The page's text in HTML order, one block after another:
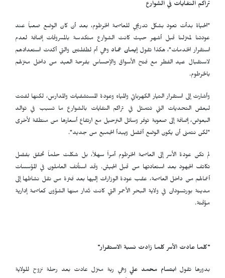
تراكم النفايات في الشوارع
"الحياة بدأت تعود بشكل تدريجي للعاصمة الخرطوم، بعد أن كان الوضع صعباً عند
عودتنا لمنزلنا قبل أشهر حيث كانت الشوارع متكدسة بالمسروقات إضافة لعدم
استقرار الخدمات"، هكذا تقولإيمان عماد وهي أم لطفلتين والتي أكدت استعدادهم
لاستقبال عيد الفطر مع فتح الأسواق والإحساس بفرحة العيد من داخل منزلهم
بالخرطوم.
وأشارت إلى استقرار التيار الكهربائي والمياه وعودة المستشفيات والمدارس، لكنها لفتت
لبعض التحديات التي تتمثل في تراكم النفايات بالشوارع ما تسبب في توالد
البعوض، إضافة إلى صعوبة توفر وسائل الترحيل مع ارتفاع أسعارها من منطقة لأخرى
"لكن نتمنى أن يكون الوضع أفضل ويبدأ الجميع من جديد".
لم تكن عودة الأسر إلى العاصمة الخرطوم أمراً سهلاً، بل شكلت حلماً تحقق بفضل
تكاتف الجهود بعد استعادتها من قبل الجيش. وقد استأنف العاملون في المؤسسات
أعمالهم من داخل العاصمة، عقب عودة الوزارات إليها بعد فترة من نقل نشاطها إلى
مدينة بورتسودان في ولاية البحر الأحمر التي كانت تُدار منها الشؤون كعاصمة إدارية
مؤقتة.
"كلما عادت الأسر كلما زادت نسبة الاستقرار"
بدورها تقولابتسام محمد عليوهي ربة منزل عادت بعد رحلة نزوح للولاية